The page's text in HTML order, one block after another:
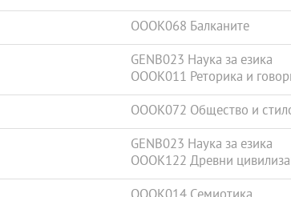
OOOK068 Балканите
GENB023 Наука за езика
OOOK011 Реторика и
OOOK072 Общество и
GENB023 Наука за езика
OOOK122 Древни